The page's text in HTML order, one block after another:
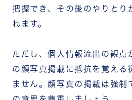
把握でき、その後のやりとり
れます。
ただし、個人情報流出の観点
の顔写真掲載に抵抗を覚える
ません。顔写真の掲載は強制